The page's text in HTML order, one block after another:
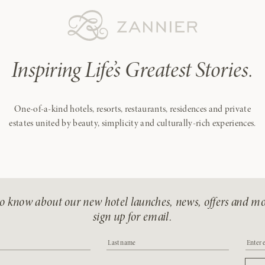
Inspiring Life’s Greatest Stories.
One-of-a-kind hotels, resorts, restaurants, residences and private
estates united by beauty, simplicity and culturally-rich experiences.
know about our new hotel launches, news, offers and
sign up for email.